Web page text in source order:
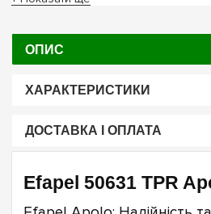
ОПИС
ХАРАКТЕРИСТИКИ
ДОСТАВКА І ОПЛАТА
Efapel 50631 TPR